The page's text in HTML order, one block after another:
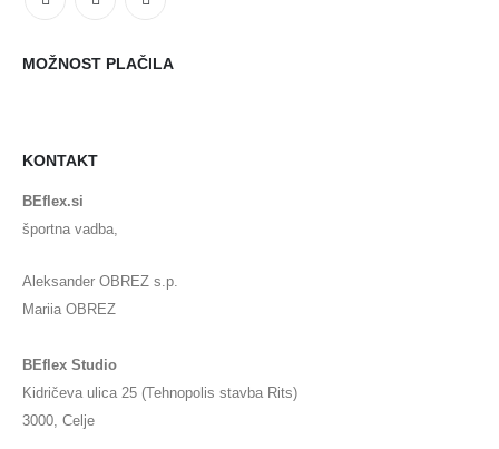
MOŽNOST PLAČILA
KONTAKT
BEflex.si
športna vadba,
Aleksander OBREZ s.p.
Mariia OBREZ
BEflex Studio
Kidričeva ulica 25 (Tehnopolis stavba Rits)
3000, Celje